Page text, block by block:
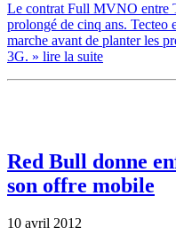
Le contrat Full MVNO entre
prolongé de cinq ans. Tecteo
marche avant de planter les
3G. » lire la suite
Red Bull donne
son offre mobile
10 avril 2012